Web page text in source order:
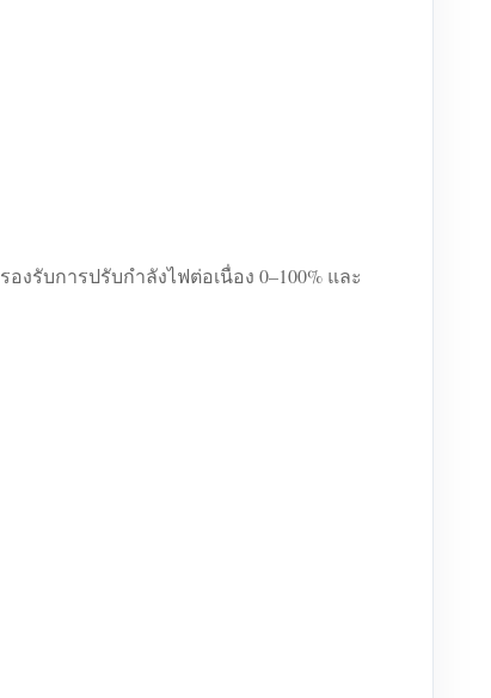
รองรับการปรับกำลังไฟต่อเนื่อง 0–100% และ